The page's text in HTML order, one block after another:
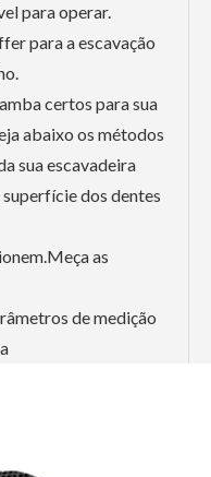
para operar.
para a escavação
certos para sua
abaixo os métodos
sua escavadeira
superfície dos dentes
as
de medição